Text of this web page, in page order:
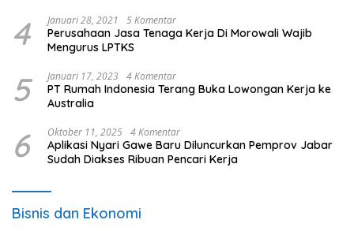
4 Januari 28, 2021 5 Komentar
Perusahaan Jasa Tenaga Kerja Di Morowali Wajib
Mengurus LPTKS
5 Januari 17, 2023 4 Komentar
PT Rumah Indonesia Terang Buka Lowongan Kerja ke
Australia
6 Oktober 11, 2025 4 Komentar
Aplikasi Nyari Gawe Baru Diluncurkan Pemprov Jabar
Sudah Diakses Ribuan Pencari Kerja
Bisnis dan Ekonomi